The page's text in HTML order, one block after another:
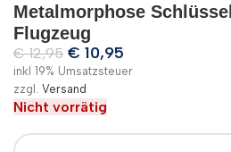
Metalmorphose
Flugzeug
€12,95 € 10,95
inkl 19% Umsatzsteuer
zzgl. Versand
Nicht vorrätig